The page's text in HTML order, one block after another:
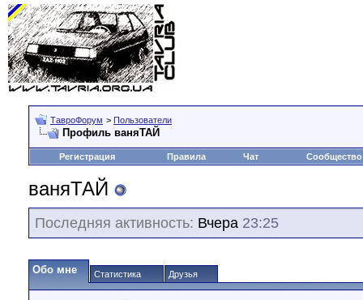
ТавроФорум > Пользователи
Профиль ваняТАЙ
Регистрация Правила Чат Сообщество
ваняТАЙ
Последняя активность: Вчера 23:25
Обо мне Статистика Друзья